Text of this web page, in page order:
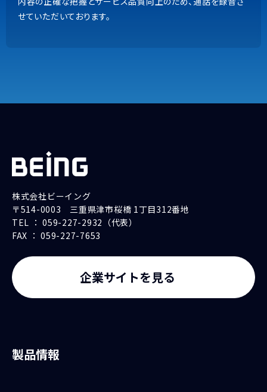
せていただいております。上記以外の商品
9:00~18:00（土日祝除く）
製品情報
株式会社ビーイング
〒514-0003 三重県津市桜橋 1丁目312番地
TEL ： 059-227-2932（代表）
FAX ： 059-227-7653
企業サイトを見る